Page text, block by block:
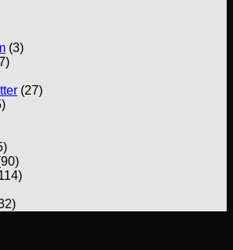
(3)
(27)